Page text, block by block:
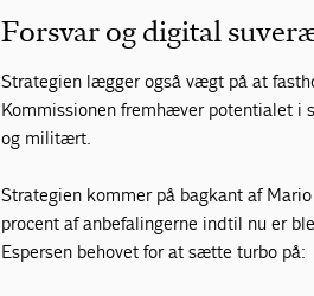
Forsvar og digital
Strategien lægger også vægt på at
Kommissionen fremhæver potentialet i
og militært.
Strategien kommer på bagkant af
procent af anbefalingerne indtil nu er
Espersen behovet for at sætte turbo på: